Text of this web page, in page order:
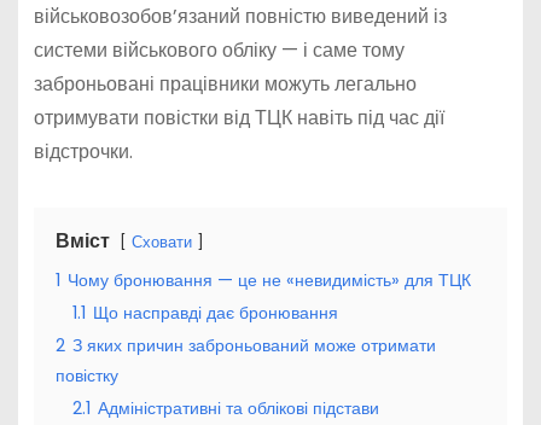
військовозобов’язаний повністю виведений із
системи військового обліку — і саме тому
заброньовані працівники можуть легально
отримувати повістки від ТЦК навіть під час дії
відстрочки.
Вміст Сховати
1 Чому бронювання — це не «невидимість» для ТЦК
1.1 Що насправді дає бронювання
2 З яких причин заброньований може отримати
повістку
2.1 Адміністративні та облікові підстави